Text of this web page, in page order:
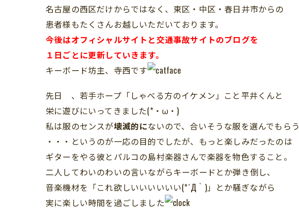
名古屋の西区だけからではなく、東区・中区・春日井市からの
患者様もたくさんお越しいただいております。
今後はオフィシャルサイトと交通事故サイトのブログを
１日ごとに更新していきます。
キーボード坊主、寺西です
先日 、若手ホープ「しゃべる方のイケメン」こと平井くんと
栄に遊びにいってきました(*・ω・)
私は服のセンスが壊滅的にないので、合いそうな服を選んでもらう
・・・というのが一応の目的でしたが、もっと楽しみだったのは
ギターをやる彼とパルコの島村楽器さんで楽器を物色すること。
二人してわいのわいの言いながらキーボードとか弾き倒し、
音楽機材を「これ欲しいいいいいい(*´Д｀)」とか騒ぎながら
実に楽しい時間を過ごしました